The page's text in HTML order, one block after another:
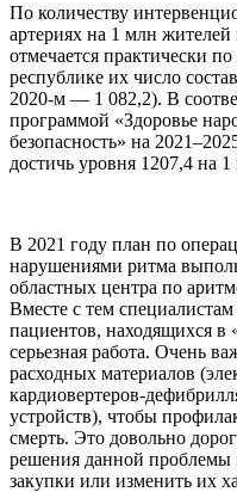
По количеству
артериях на 1 млн
отмечается практически
республике их число
2020-м — 1 082,2). В
программой «Здоровье
безопасность» на
достичь уровня 1207,4 на
В 2021 году план по
нарушениями ритма
областных центра по
Вместе с тем
пациентов, находящихся в
серьезная работа. Очень
расходных материалов
кардиовертеров-
устройств), чтобы
смерть. Это довольно
решения данной проблемы
закупки или изменить их